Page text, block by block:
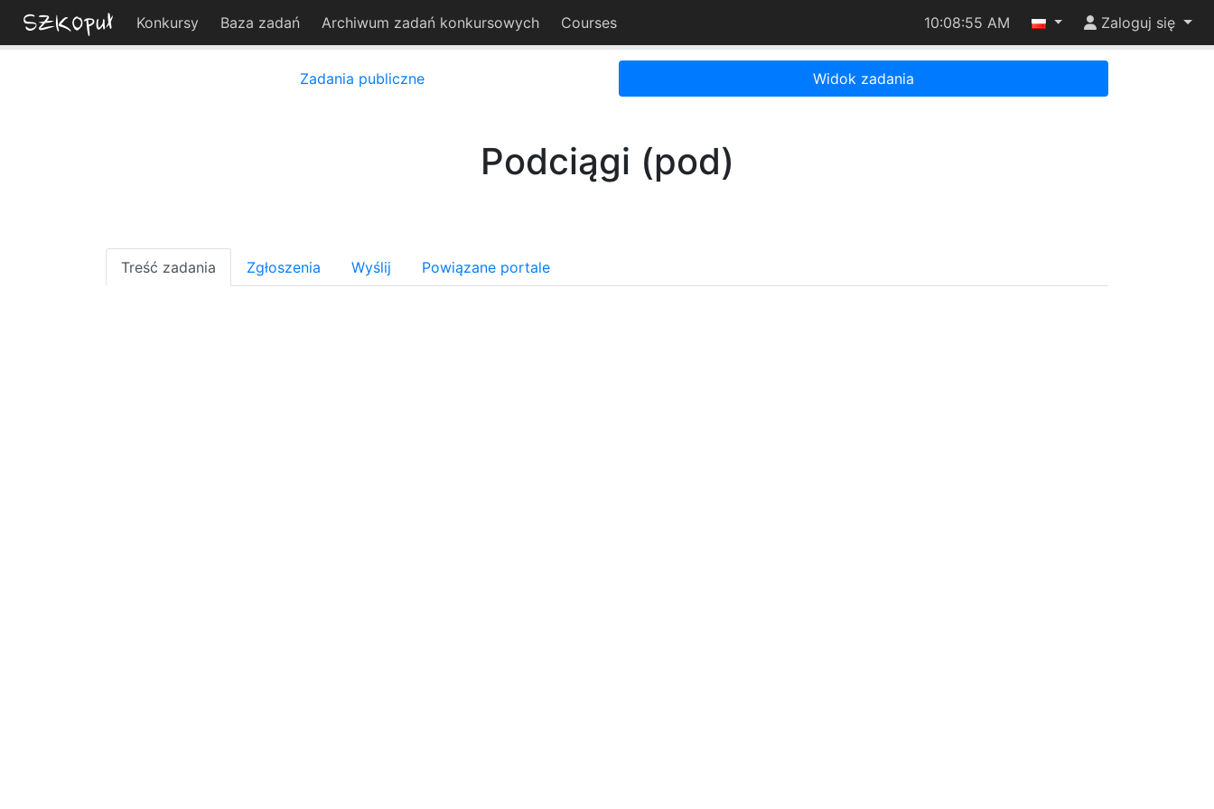
Konkursy Baza zadań Archiwum zadań konkursowych Courses 10:08:55 AM Zaloguj się
Zadania publiczne Widok zadania
Podciągi (pod)
Treść zadania Zgłoszenia Wyślij Powiązane portale